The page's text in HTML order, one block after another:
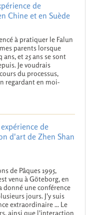
de
Chine et en Suède
à pratiquer le Falun
parents lorsque
ans, et 25 ans se sont
Je voudrais
du processus,
regardant en moi-
de
d'art de Zhen Shan
de Pâques 1995,
venu à Göteborg, en
donné une conférence
jours. J'y suis
extraordinaire ... Le
ainsi que l'interaction